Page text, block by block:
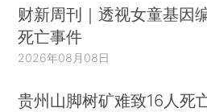
财新周刊｜透视女童基因
死亡事件
2026年08月08日
贵州山脚树矿难致16人死